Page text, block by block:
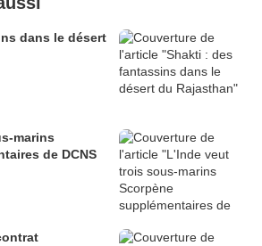
dans le désert
marins
de DCNS